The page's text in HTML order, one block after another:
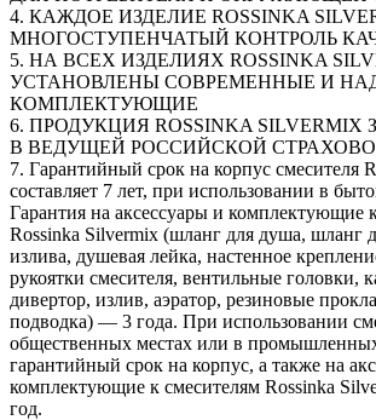
4. КАЖДОЕ ИЗДЕЛИЕ ROSSINKA
МНОГОСТУПЕНЧАТЫЙ КОНТРОЛЬ
5. НА ВСЕХ ИЗДЕЛИЯХ ROSSINKA
УСТАНОВЛЕНЫ СОВРЕМЕННЫЕ И
КОМПЛЕКТУЮЩИЕ
6. ПРОДУКЦИЯ ROSSINKA
В ВЕДУЩЕЙ РОССИЙСКОЙ
7. Гарантийный срок на корпус смесителя
составляет 7 лет, при использовании в
Гарантия на аксессуары и комплектующие
Rossinka Silvermix (шланг для душа, шланг
излива, душевая лейка, настенное
рукоятки смесителя, вентильные головки,
дивертор, излив, аэратор, резиновые
подводка) — 3 года. При использовании
общественных местах или в
гарантийный срок на корпус, а также на
комплектующие к смесителям Rossinka
год.